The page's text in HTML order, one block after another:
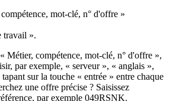
mot-clé, n° d'offre »
travail ».
Métier, compétence, mot-clé, n° d'offre »,
par exemple, « serveur », « anglais »,
tapant sur la touche « entrée » entre chaque
une offre précise ? Saisissez
par exemple 049RSNK.